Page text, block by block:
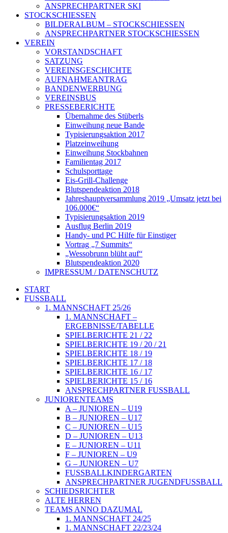
ANSPRECHPARTNER SKI
STOCKSCHIESSEN
BILDERALBUM – STOCKSCHIESSEN
ANSPRECHPARTNER STOCKSCHIESSEN
VEREIN
VORSTANDSCHAFT
SATZUNG
VEREINSGESCHICHTE
AUFNAHMEANTRAG
BANDENWERBUNG
VEREINSBUS
PRESSEBERICHTE
Übernahme des Stüberls
Einweihung neue Bande
Typisierungsaktion 2017
Platzeinweihung
Einweihung Stockbahnen
Familientag 2017
Schulsporttage
Eis-Grill-Challenge
Blutspendeaktion 2018
Jahreshauptversammlung 2019 „Umsatz jetzt bei
106.000€“
Typisierungsaktion 2019
Ausflug Berlin 2019
Handy- und PC Hilfe für Einstiger
Vortrag „7 Summits“
„Wessobrunn blüht auf“
Blutspendeaktion 2020
IMPRESSUM / DATENSCHUTZ
START
FUSSBALL
1. MANNSCHAFT 25/26
1. MANNSCHAFT –
ERGEBNISSE/TABELLE
SPIELBERICHTE 21 / 22
SPIELBERICHTE 19 / 20 / 21
SPIELBERICHTE 18 / 19
SPIELBERICHTE 17 / 18
SPIELBERICHTE 16 / 17
SPIELBERICHTE 15 / 16
ANSPRECHPARTNER FUSSBALL
JUNIORENTEAMS
A – JUNIOREN – U19
B – JUNIOREN – U17
C – JUNIOREN – U15
D – JUNIOREN – U13
E – JUNIOREN – U11
F – JUNIOREN – U9
G – JUNIOREN – U7
FUSSBALLKINDERGARTEN
ANSPRECHPARTNER JUGENDFUSSBALL
SCHIEDSRICHTER
ALTE HERREN
TEAMS ANNO DAZUMAL
1. MANNSCHAFT 24/25
1. MANNSCHAFT 22/23/24